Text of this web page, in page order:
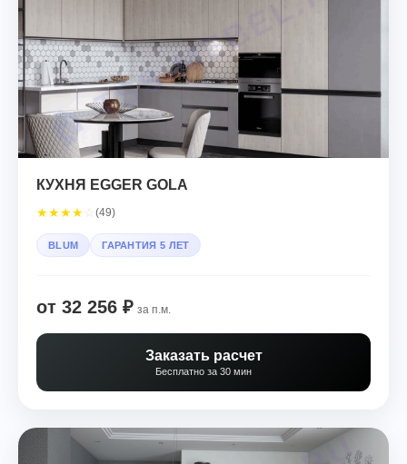
КУХНЯ EGGER GOLA
★★★★ (49)
BLUM ГАРАНТИЯ 5 ЛЕТ
от 32 256 ₽ за п.м.
Заказать расчет
Бесплатно за 30 мин